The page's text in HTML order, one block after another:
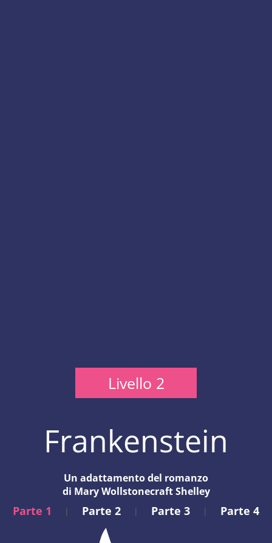
Livello 2
Frankenstein
Un adattamento del romanzo
di Mary Wollstonecraft Shelley
Parte 1 | Parte 2 | Parte 3 | Parte 4